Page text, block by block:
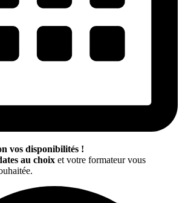
vos disponibilités !
au choix et votre formateur vous